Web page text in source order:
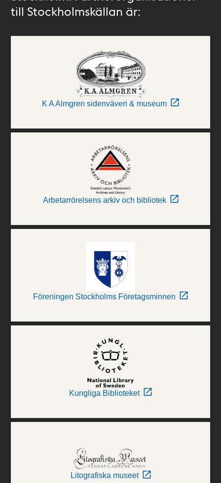
till Stockholmskällan är:
K A Almgren sidenväveri & museum
Arbetarrörelsens arkiv och bibliotek
Föreningen Stockholms Företagsminnen
Kungliga Biblioteket
Litografiska museet